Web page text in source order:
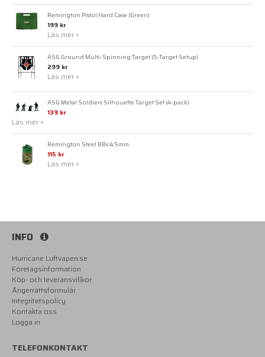
Remington Pistol Hard Case (Green)
199 kr
Läs mer »
ASG Ground Multi-Spinning Target (5-Target Setup)
299 kr
Läs mer »
ASG Metal Soldiers Silhouette Target Set (4-pack)
139 kr
Läs mer »
Remington Steel BBs 4,5mm
115 kr
Läs mer »
INFO
Hurricane Luftvapen.se
Företagsinformation
Köp- och leveransvillkor
Ångerrättsformulär
Integritetspolicy
Kontakta oss
Logga in
TELEFONKONTAKT